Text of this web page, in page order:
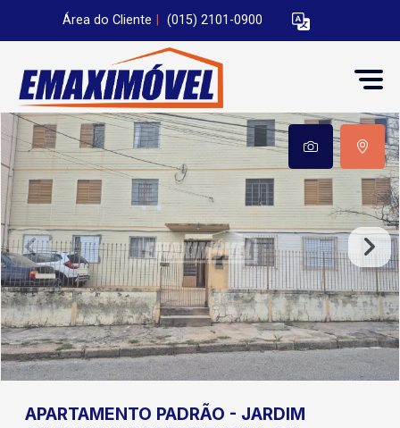
Área do Cliente (015) 2101-0900
APARTAMENTO PADRÃO - JARDIM